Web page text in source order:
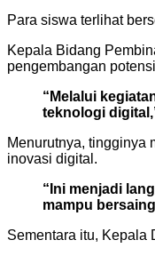
Para siswa terlihat
Kepala Bidang
pengembangan
“Melalui
teknologi
Menurutnya, tingginya
inovasi digital.
“Ini menjadi
mampu
Sementara itu, Kepala